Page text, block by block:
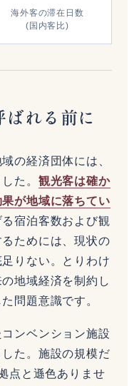
海外客の滞在日数
(国内客比)
ばれる前に
の経済団体には、
た。 観光客は確か
が地域に落ちてい
宿泊客数および観
ためには、現状の
りない。とりわけ
地域経済を制約し
問題意識です。
ンベンション施設
た。施設の規模だ
点と遜色ありませ